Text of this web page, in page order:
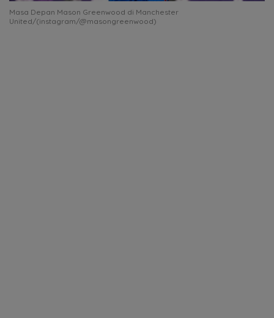
Masa Depan Mason Greenwood di Manchester
United/(instagram/@masongreenwood)